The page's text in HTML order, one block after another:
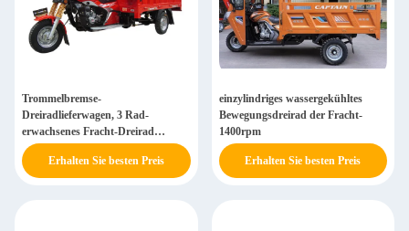
Trommelbremse-
Dreiradlieferwagen, 3 Rad-
erwachsenes Fracht-Dreirad
200ZH-B
Erhalten Sie besten Preis
einzylindriges wassergekühltes
Bewegungsdreirad der Fracht-
1400rpm
Erhalten Sie besten Preis